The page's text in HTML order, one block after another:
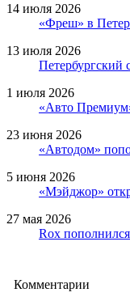
14 июля 2026
«Фреш» в
13 июля 2026
Петербургский
1 июля 2026
«Авто
23 июня 2026
«Автодом»
5 июня 2026
«Мэйджор»
27 мая 2026
Rox
Комментарии